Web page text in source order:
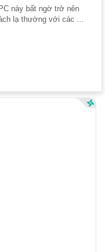
này bất ngờ trở nên
lạ thường với các ...